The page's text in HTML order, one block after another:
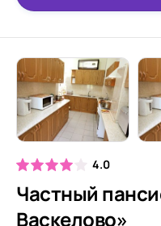
4.0
Частный
Васкелово»